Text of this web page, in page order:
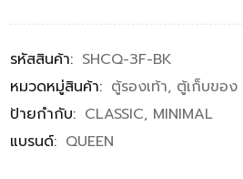
รหัสสินค้า: SHCQ-3F-BK
หมวดหมู่สินค้า: ตู้รองเท้า, ตู้เก็บของ
ป้ายกำกับ: CLASSIC, MINIMAL
แบรนด์: QUEEN